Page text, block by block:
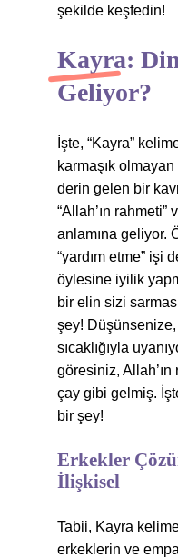
şekilde keşfedin!
Kayra:
Geliyor?
İşte, “Kayra”
karmaşık
derin gelen bir
“Allah’ın rahmeti”
anlamına geliyor.
“yardım etme” işi
öylesine iyilik
bir elin sizi
şey!
sıcaklığıyla
göresiniz, Allah’ın
çay gibi gelmiş.
bir şey!
Erkekler
İlişkisel
Tabii, Kayra
erkeklerin ve